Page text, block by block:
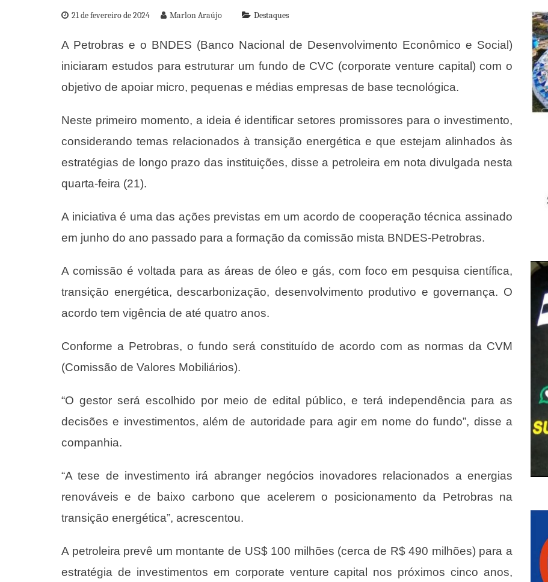
21 de fevereiro de 2024 Marlon Araújo Destaques
A Petrobras e o BNDES (Banco Nacional de Desenvolvimento Econômico e Social)
iniciaram estudos para estruturar um fundo de CVC (corporate venture capital) com o
objetivo de apoiar micro, pequenas e médias empresas de base tecnológica.
Neste primeiro momento, a ideia é identificar setores promissores para o investimento,
considerando temas relacionados à transição energética e que estejam alinhados às
estratégias de longo prazo das instituições, disse a petroleira em nota divulgada nesta
quarta-feira (21).
A iniciativa é uma das ações previstas em um acordo de cooperação técnica assinado
em junho do ano passado para a formação da comissão mista BNDES-Petrobras.
A comissão é voltada para as áreas de óleo e gás, com foco em pesquisa científica,
transição energética, descarbonização, desenvolvimento produtivo e governança. O
acordo tem vigência de até quatro anos.
Conforme a Petrobras, o fundo será constituído de acordo com as normas da CVM
(Comissão de Valores Mobiliários).
“O gestor será escolhido por meio de edital público, e terá independência para as
decisões e investimentos, além de autoridade para agir em nome do fundo”, disse a
companhia.
“A tese de investimento irá abranger negócios inovadores relacionados a energias
renováveis e de baixo carbono que acelerem o posicionamento da Petrobras na
transição energética”, acrescentou.
A petroleira prevê um montante de US$ 100 milhões (cerca de R$ 490 milhões) para a
estratégia de investimentos em corporate venture capital nos próximos cinco anos,